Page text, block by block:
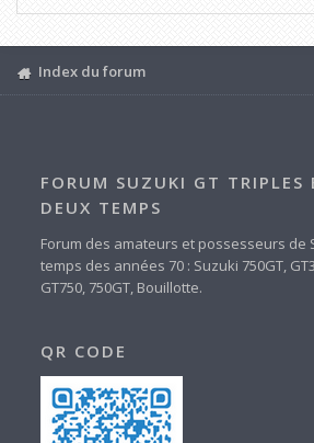
Index du forum
FORUM SUZUKI GT TRIPLES
DEUX TEMPS
Forum des amateurs et possesseurs de
temps des années 70 : Suzuki 750GT,
GT750, 750GT, Bouillotte.
QR CODE